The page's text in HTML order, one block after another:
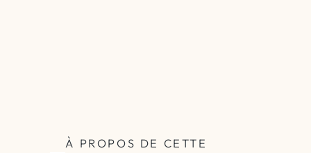
À PROPOS DE CETTE